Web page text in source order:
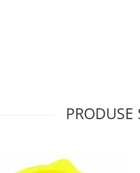
PRODUSE